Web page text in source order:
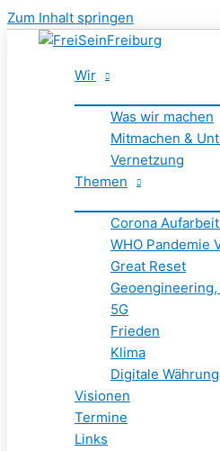
Zum Inhalt springen
Wir
Was wir machen
Mitmachen &
Vernetzung
Themen
Corona
WHO Pandemie
Great Reset
5G
Frieden
Klima
Digitale Währung
Visionen
Termine
Links